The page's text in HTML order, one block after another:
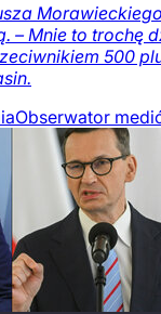
– Mnie to trochę
500
Obserwator